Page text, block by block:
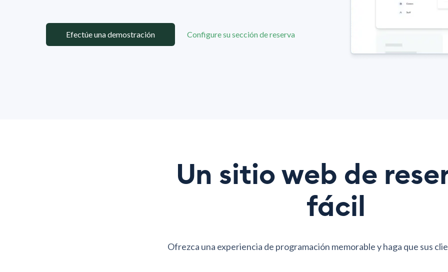
Efectúe una demostración Configure su sección de reserva
Un sitio web de
fácil
Ofrezca una experiencia de programación memorable y haga que sus